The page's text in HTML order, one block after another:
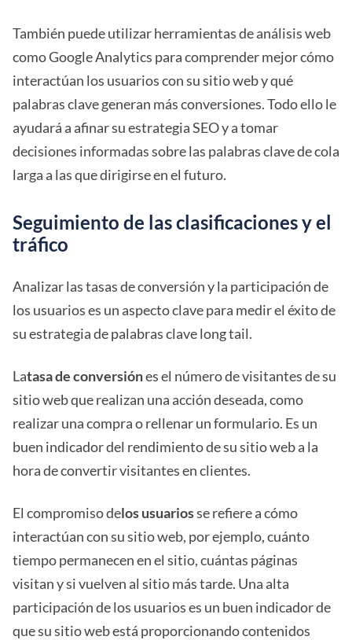
También puede utilizar herramientas de análisis web
como Google Analytics para comprender mejor cómo
interactúan los usuarios con su sitio web y qué
palabras clave generan más conversiones. Todo ello le
ayudará a afinar su estrategia SEO y a tomar
decisiones informadas sobre las palabras clave de cola
larga a las que dirigirse en el futuro.
Seguimiento de las clasificaciones y el
tráfico
Analizar las tasas de conversión y la participación de
los usuarios es un aspecto clave para medir el éxito de
su estrategia de palabras clave long tail.
Latasa de conversiónes el número de visitantes de su
sitio web que realizan una acción deseada, como
realizar una compra o rellenar un formulario. Es un
buen indicador del rendimiento de su sitio web a la
hora de convertir visitantes en clientes.
El compromiso delos usuariosse refiere a cómo
interactúan con su sitio web, por ejemplo, cuánto
tiempo permanecen en el sitio, cuántas páginas
visitan y si vuelven al sitio más tarde. Una alta
participación de los usuarios es un buen indicador de
que su sitio web está proporcionando contenidos